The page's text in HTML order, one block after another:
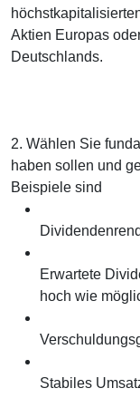
Aktien Europas
Deutschlands.
2. Wählen Sie
haben sollen und
Beispiele sind
Erwartete
hoch wie
Stabiles